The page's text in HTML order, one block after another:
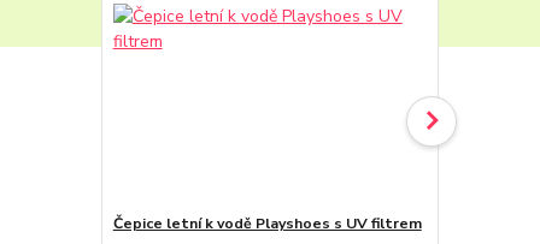
Čepice letní k vodě Playshoes s UV filtrem